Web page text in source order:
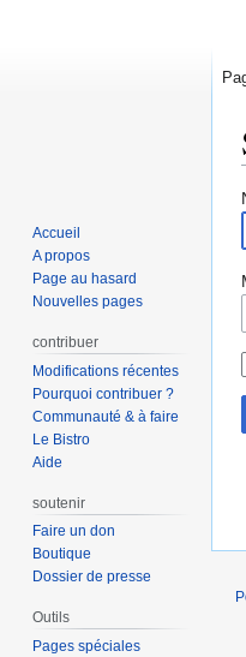
Accueil
A propos
Page au hasard
Nouvelles pages
contribuer
Modifications récentes
Pourquoi contribuer ?
Communauté & à faire
Le Bistro
Aide
soutenir
Faire un don
Boutique
Dossier de presse
Outils
Pages spéciales